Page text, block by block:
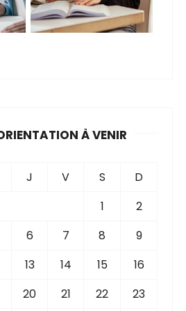
À VENIR
J V S
D
1
2
6 7 8
9
13 14 15
16
20 21 22
23